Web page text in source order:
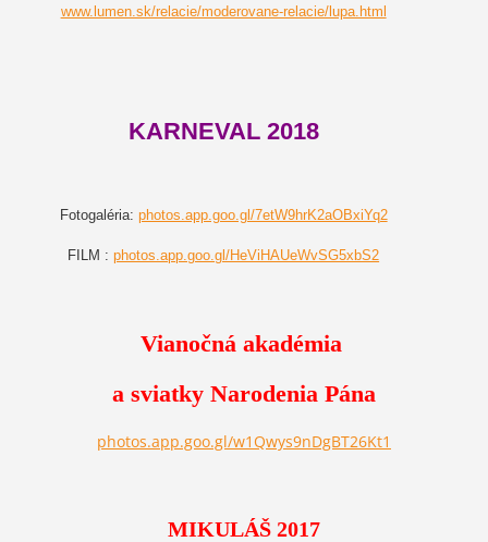
www.lumen.sk/relacie/moderovane-relacie/lupa.html
KARNEVAL 2018
Fotogaléria: photos.app.goo.gl/7etW9hrK2aOBxiYq2
FILM :photos.app.goo.gl/HeViHAUeWvSG5xbS2
Vianočná akadémia
a sviatky Narodenia Pána
photos.app.goo.gl/w1Qwys9nDgBT26Kt1
MIKULÁŠ 2017